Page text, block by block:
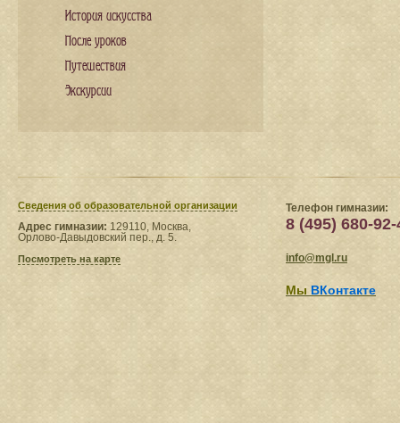
История искусства
После уроков
Путешествия
Экскурсии
Сведения​ об образовательной организации
Адрес гимназии: 129110, Москва,
Орлово-Давыдовский пер., д. 5.
Посмотреть на карте
Телефон гимназии:
8 (495) 680-92-
info@mgl.ru
Мы ВКонтакте